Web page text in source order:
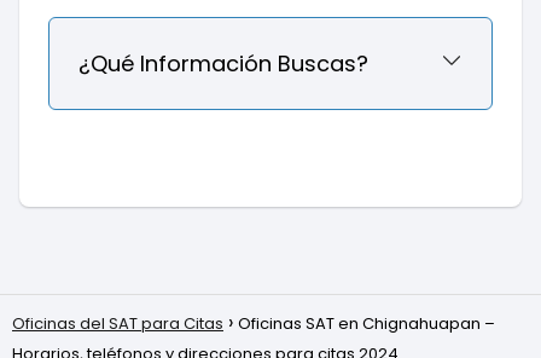
¿Qué Información Buscas?
Oficinas del SAT para Citas
Oficinas SAT en Chignahuapan –